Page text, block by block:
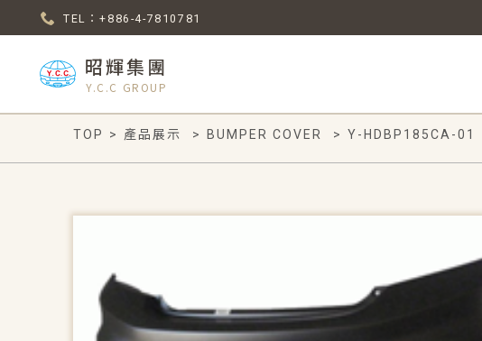
TEL：+886-4-7810781
昭輝集團
Y.C.C GROUP
TOP > 產品展示 > BUMPER COVER > Y-HDBP185CA-01